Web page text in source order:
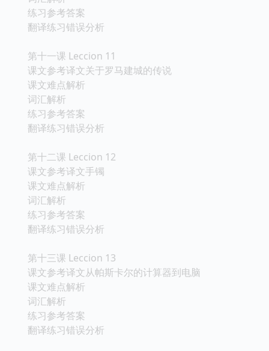
练习参考答案
翻译练习错误分析
第十一课 Leccion 11
课文参考译文关于罗马建城的传说
课文难点解析
词汇解析
练习参考答案
翻译练习错误分析
第十二课 Leccion 12
课文参考译文手镯
课文难点解析
词汇解析
练习参考答案
翻译练习错误分析
第十三课 Leccion 13
课文参考译文从帕斯卡尔的计算器到电脑
课文难点解析
词汇解析
练习参考答案
翻译练习错误分析